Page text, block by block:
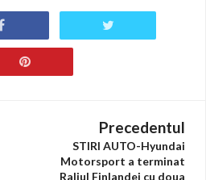
Precedentul
STIRI AUTO-Hyundai
Motorsport a terminat
Raliul Finlandei cu doua